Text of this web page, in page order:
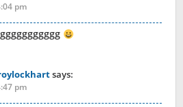
pm
says:
pm